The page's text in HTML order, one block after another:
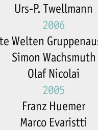
Urs-P. Twellmann
2006
Welten
Simon Wachsmuth
Olaf Nicolai
2005
Franz Huemer
Marco Evaristti